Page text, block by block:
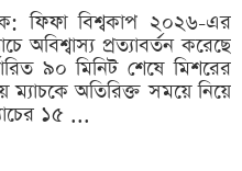
ফিফা বিশ্বকাপ ২০২৬-এর
অবিশ্বাস্য প্রত্যাবর্তন করেছে
৯০ মিনিট শেষে মিশরের
অতিরিক্ত সময়ে নিয়ে
১৫ ...